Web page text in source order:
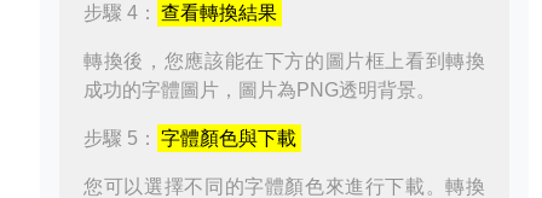
步驟 4： 查看轉換結果
轉換後，您應該能在下方的圖片框上看到轉換
成功的字體圖片，圖片為PNG透明背景。
步驟 5： 字體顏色與下載
您可以選擇不同的字體顏色來進行下載。轉換